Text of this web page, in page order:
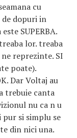
cu
dopuri in
SUPERBA.
lor. treaba
reprezinte. SI
poate).
Dar Voltaj au
trebuie canta
nu ca n u
pur si simplu se
din nici una.